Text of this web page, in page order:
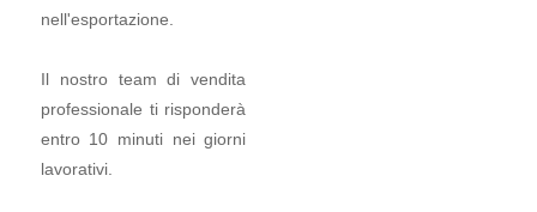
nell'esportazione.
Il nostro team di vendita
professionale ti risponderà
entro 10 minuti nei giorni
lavorativi.